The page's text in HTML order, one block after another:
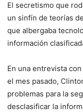
El secretismo que
un sinfín de teorías
que albergaba
información
En una entrevista
el mes pasado,
problemas para la
desclasificar la